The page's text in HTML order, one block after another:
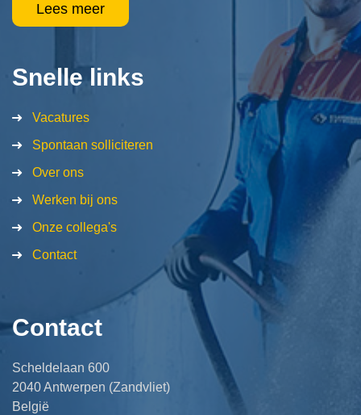
Lees meer
Snelle links
Vacatures
Spontaan solliciteren
Over ons
Werken bij ons
Onze collega's
Contact
Contact
Scheldelaan 600
2040 Antwerpen (Zandvliet)
België